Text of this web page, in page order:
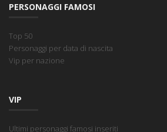
PERSONAGGI FAMOSI
Top 50
Personaggi per data di nascita
Vip per nazione
VIP
Ultimi personaggi famosi inseriti